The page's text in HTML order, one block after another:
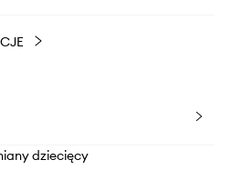
dziecięcy